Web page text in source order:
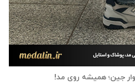
جین؛ همیشه روی مد!